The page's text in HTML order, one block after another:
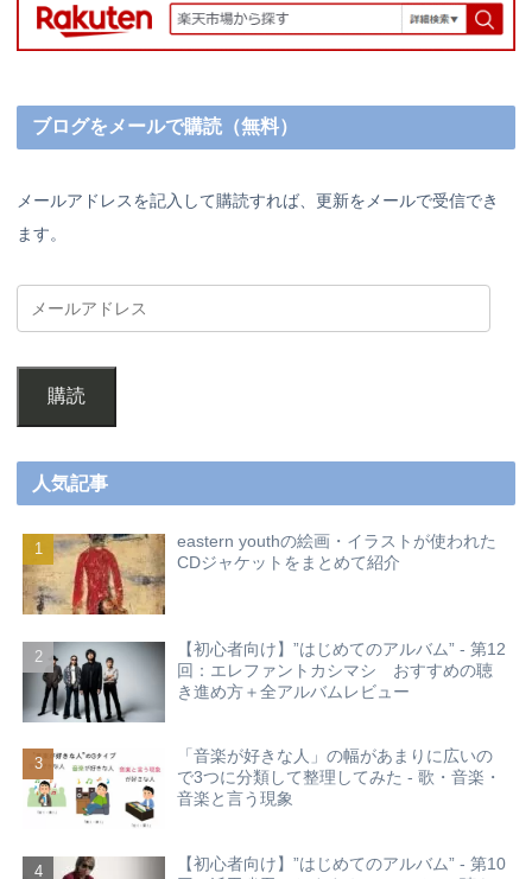
ブログをメールで購読（無料）
メールアドレスを記入して購読すれば、更新をメールで受信でき
ます。
購読
人気記事
eastern youthの絵画・イラストが使われた
CDジャケットをまとめて紹介
【初心者向け】”はじめてのアルバム” - 第12
回：エレファントカシマシ おすすめの聴
き進め方＋全アルバムレビュー
「音楽が好きな人」の幅があまりに広いの
で3つに分類して整理してみた - 歌・音楽・
音楽と言う現象
【初心者向け】”はじめてのアルバム” - 第10